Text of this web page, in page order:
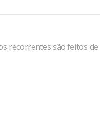
recorrentes são feitos de